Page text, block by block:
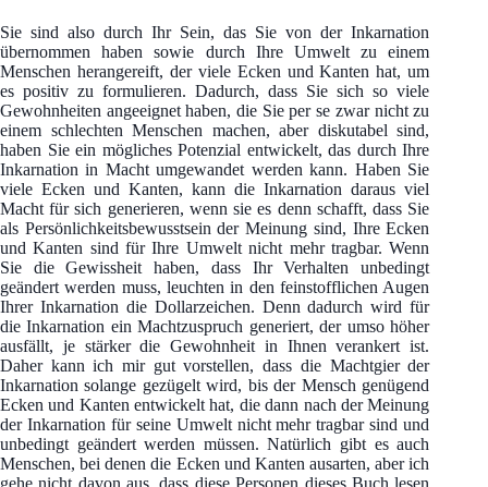
Sie sind also durch Ihr Sein, das Sie von der Inkarnation
übernommen haben sowie durch Ihre Umwelt zu einem
Menschen herangereift, der viele Ecken und Kanten hat, um
es positiv zu formulieren. Dadurch, dass Sie sich so viele
Gewohnheiten angeeignet haben, die Sie per se zwar nicht zu
einem schlechten Menschen machen, aber diskutabel sind,
haben Sie ein mögliches Potenzial entwickelt, das durch Ihre
Inkarnation in Macht umgewandet werden kann. Haben Sie
viele Ecken und Kanten, kann die Inkarnation daraus viel
Macht für sich generieren, wenn sie es denn schafft, dass Sie
als Persönlichkeitsbewusstsein der Meinung sind, Ihre Ecken
und Kanten sind für Ihre Umwelt nicht mehr tragbar. Wenn
Sie die Gewissheit haben, dass Ihr Verhalten unbedingt
geändert werden muss, leuchten in den feinstofflichen Augen
Ihrer Inkarnation die Dollarzeichen. Denn dadurch wird für
die Inkarnation ein Machtzuspruch generiert, der umso höher
ausfällt, je stärker die Gewohnheit in Ihnen verankert ist.
Daher kann ich mir gut vorstellen, dass die Machtgier der
Inkarnation solange gezügelt wird, bis der Mensch genügend
Ecken und Kanten entwickelt hat, die dann nach der Meinung
der Inkarnation für seine Umwelt nicht mehr tragbar sind und
unbedingt geändert werden müssen. Natürlich gibt es auch
Menschen, bei denen die Ecken und Kanten ausarten, aber ich
gehe nicht davon aus, dass diese Personen dieses Buch lesen